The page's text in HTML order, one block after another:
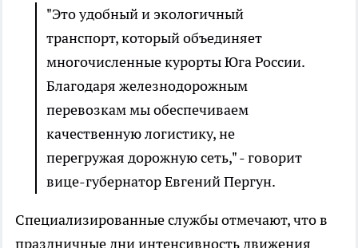
"Это удобный и экологичный
транспорт, который объединяет
многочисленные курорты Юга России.
Благодаря железнодорожным
перевозкам мы обеспечиваем
качественную логистику, не
перегружая дорожную сеть," - говорит
вице-губернатор Евгений Пергун.
Специализированные службы отмечают, что в
праздничные дни интенсивность движения